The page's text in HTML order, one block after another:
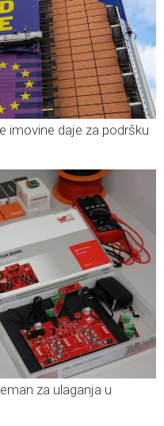
imovine daje za podršku
za ulaganja u